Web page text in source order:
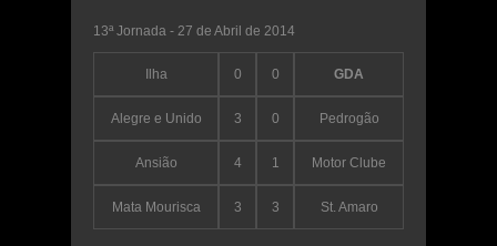
13ª Jornada - 27 de Abril de 2014
Ilha 0 0 GDA
Alegre e Unido 3 0 Pedrogão
Ansião 4 1 Motor Clube
Mata Mourisca 3 3 St. Amaro